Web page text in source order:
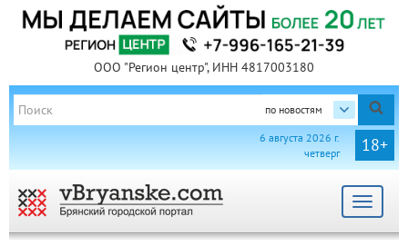
ООО "Регион центр", ИНН 4817003180
по новостям
18+
6 августа 2026 г.
четверг
Toggle